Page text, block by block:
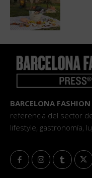
BARCELONA
referencia del sector
lifestyle, gastronomía,